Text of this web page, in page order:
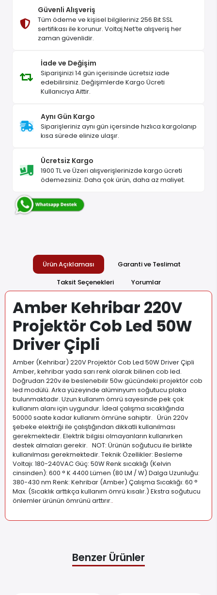
Güvenli Alışveriş
Tüm ödeme ve kişisel bilgileriniz 256 Bit SSL
sertifikası ile korunur. Voltaj.Net’te alışveriş her
zaman güvenlidir.
İade ve Değişim
Siparişinizi 14 gün içerisinde ücretsiz iade
edebilirsiniz. Değişimlerde Kargo Ücreti
Kullanıcıya Aittir.
Aynı Gün Kargo
Siparişleriniz aynı gün içersinde hızlıca kargolanıp
kısa sürede elinize ulaşır.
Ücretsiz Kargo
1900 TL ve Üzeri alışverişlerinizde kargo ücreti
ödemezsiniz. Daha çok ürün, daha az maliyet.
Ürün Açıklaması
Garanti ve Teslimat
Taksit Seçenekleri
Yorumlar
Amber Kehribar 220V
Projektör Cob Led 50W
Driver Çipli
Amber (Kehribar) 220V Projektör Cob Led 50W Driver Çipli
Amber, kehribar yada sarı renk olarak bilinen cob led.
Doğrudan 220v ile beslenebilir 50w gücündeki projektör cob
led modülü. Arka yüzeyinde alüminyum soğutucu plaka
bulunmaktadır. Uzun kullanım ömrü sayesinde pek çok
kullanım alanı için uygundur. İdeal çalışma sıcaklığında
50000 saate kadar kullanım ömrüne sahiptir. Ürün 220v
şebeke elektriği ile çalıştığından dikkatli kullanılması
gerekmektedir. Elektrik bilgisi olmayanların kullanırken
destek almaları gerekir. NOT: Ürünün soğutucu ile birlikte
kullanılması gerekmektedir. Teknik Özellikler: Besleme
Voltajı: 180-240VAC Güç: 50W Renk sıcaklığı (Kelvin
cinsinden): 600 ° K 4400 Lümen (80 LM / W) Dalga Uzunluğu:
380-430 nm Renk: Kehribar (Amber) Çalışma Sıcaklığı: 60 °
Max. (Sıcaklık arttıkça kullanım ömrü kısalır.) Ekstra soğutucu
önlemler ürünün ömrünü arttırır..
Benzer Ürünler